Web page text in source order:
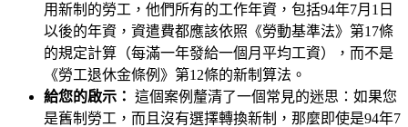
用新制的勞工，他們所有的工作年資，包括94年7月1日
以後的年資，資遣費都應該依照《勞動基準法》第17條
的規定計算（每滿一年發給一個月平均工資），而不是
《勞工退休金條例》第12條的新制算法。
給您的啟示： 這個案例釐清了一個常見的迷思：如果您
是舊制勞工，而且沒有選擇轉換新制，那麼即使是94年7